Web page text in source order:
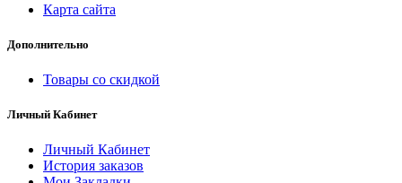
Карта сайта
Дополнительно
Товары со скидкой
Личный Кабинет
Личный Кабинет
История заказов